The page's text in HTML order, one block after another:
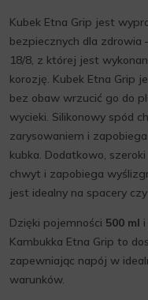
Kubek Etna Grip jest
bezpiecznych dla zdrowia
18/8, z której jest
korozję. Kubek Etna Grip
bez obaw wrzucić go do
wycieki. Silikonowy spód
zarysowaniem i
kubka. Dodatkowo, szeroki
chwyt i zapobiega
jest idealny na spacery
Dzięki pojemności 500 ml
Kambukka Etna Grip to
zapewniając napój w
warunków.